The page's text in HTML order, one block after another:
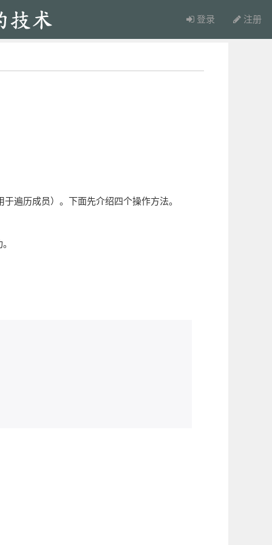
登录 注册
遍历成员）。下面先介绍四个操作方法。